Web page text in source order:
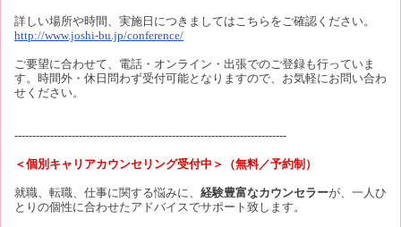
詳しい場所や時間、実施日につきましてはこちらをご確認ください。
http://www.joshi-bu.jp/conference/
ご要望に合わせて、電話・オンライン・出張でのご登録も行っていま
す。時間外・休日問わず受付可能となりますので、お気軽にお問い合わ
せください。
----------------------------------------------------------------------------
＜個別キャリアカウンセリング受付中＞（無料／予約制）
就職、転職、仕事に関する悩みに、 経験豊富なカウンセラーが、一人ひ
とりの個性に合わせたアドバイスでサポート致します。